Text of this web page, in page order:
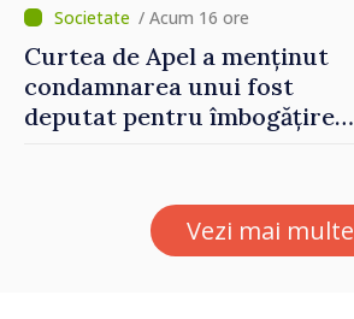
eforturile pentru
consolidarea capacităților
de apărare”
/ Acum 16 ore
Curtea de Apel a menținut
condamnarea unui fost
deputat pentru îmbogățire
Vezi mai multe